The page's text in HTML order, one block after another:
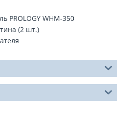
PROLOGY WHM-350
(2 шт.)